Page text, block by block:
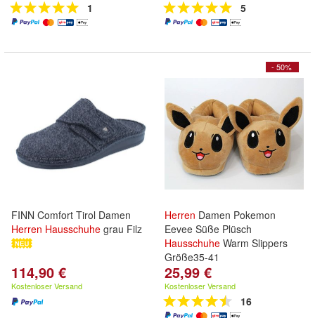
1 5
FINN Comfort Tirol Damen
Herren Hausschuhe grau Filz
114,90 €
Kostenloser Versand
- 50%
Herren Damen Pokemon
Eevee Süße Plüsch
Hausschuhe Warm Slippers
Größe35-41
25,99 €
Kostenloser Versand
16